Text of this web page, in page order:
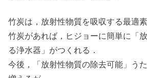
竹炭は，放射性物質を吸収する最適素
竹炭があれば，ヒジョーに簡単に「
る浄水器」がつくれる．
今後，「放射性物質の除去可能」う